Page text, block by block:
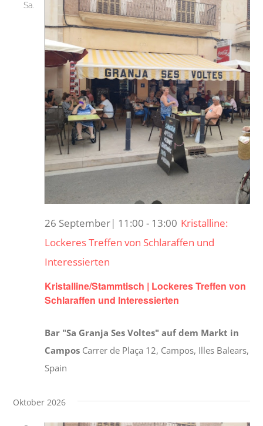
Sa.
Kristalline/Stammtisch | Lockeres Treffen von
Schlaraffen und Interessierten
26 September| 11:00 - 13:00 Kristalline:
Lockeres Treffen von Schlaraffen und
Interessierten
Bar "Sa Granja Ses Voltes" auf dem Markt in
Campos Carrer de Plaça 12, Campos, Illes Balears,
Spain
Oktober 2026